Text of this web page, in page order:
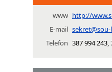
www http://
E-mail sekret@sou-
Telefon 387 994 243,